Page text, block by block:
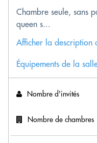
Chambre seule, sans
queen s...
Afficher la description
Équipements de la
Nombre d'invités
Nombre de chambres